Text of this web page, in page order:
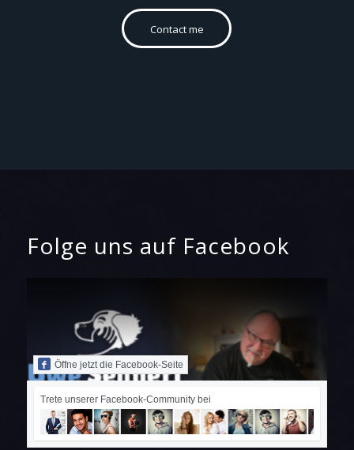
Contact me
Folge uns auf Facebook
Öffne jetzt die Facebook-Seite
Trete unserer Facebook-Community bei